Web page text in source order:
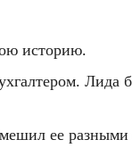
историю.
ее